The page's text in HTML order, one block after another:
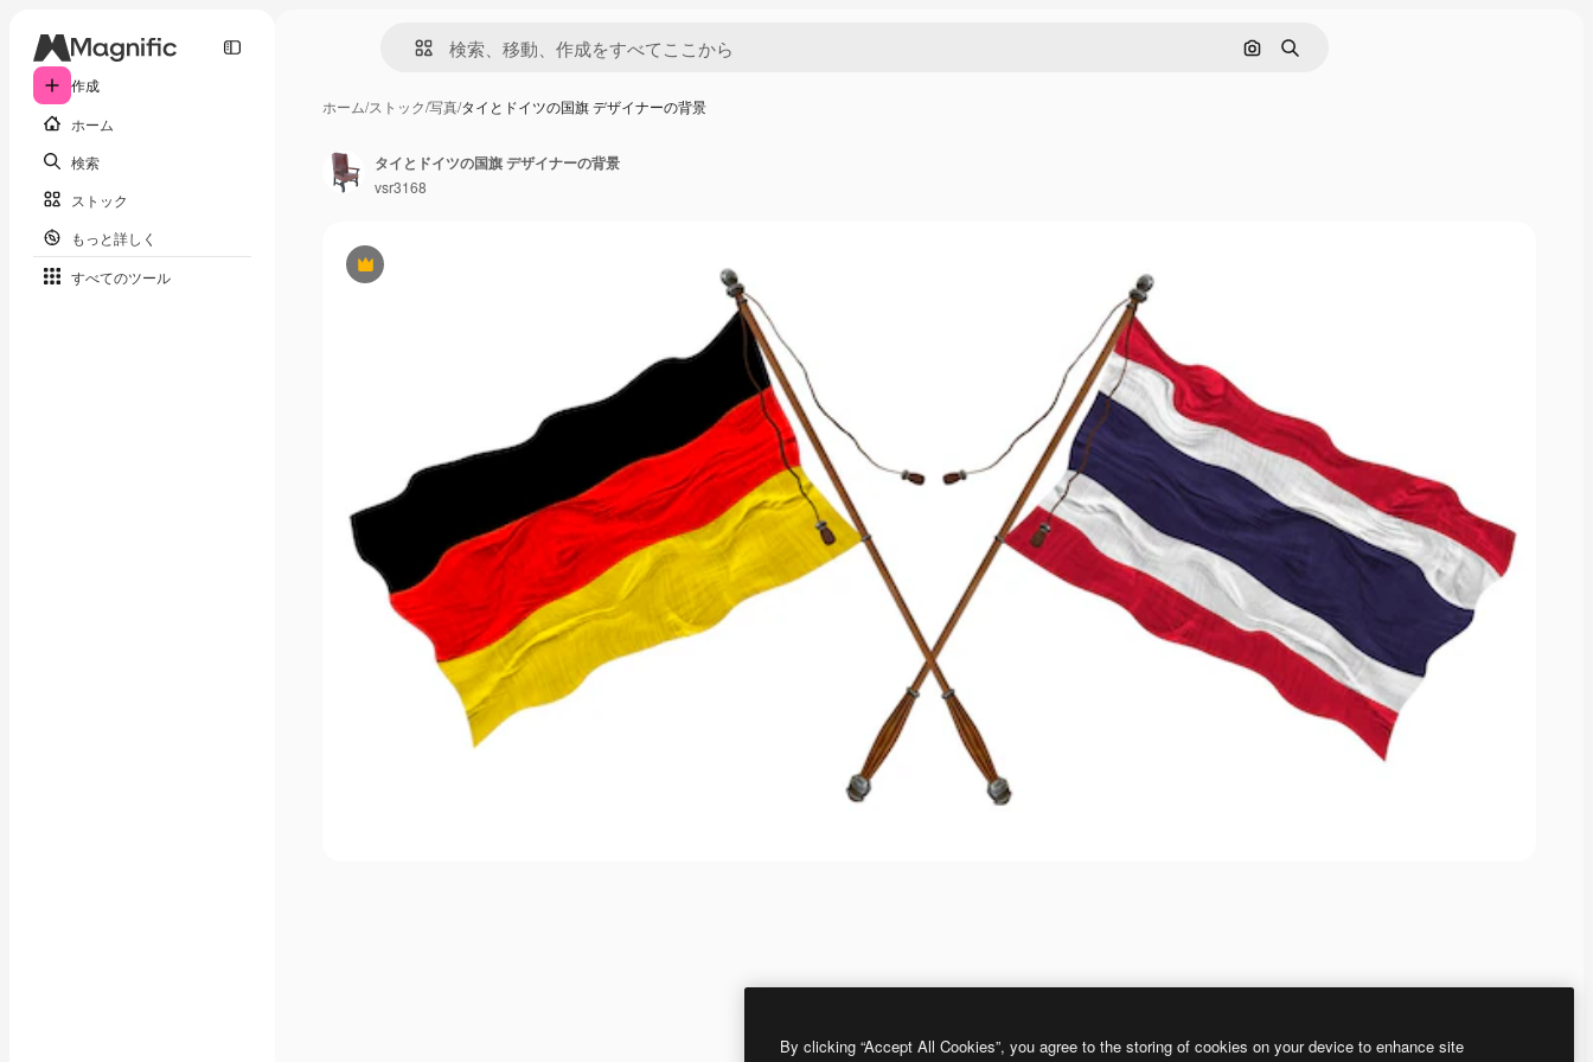
作成
ホーム
検索
ストック
もっと詳しく
すべてのツール
画像で検索
検索
ホーム/ストック/写真/タイとドイツの国旗 デザイナーの背景
Premium
タイとドイツの国旗 デザイナーの背景
vsr3168
By clicking “Accept All Cookies”, you agree to the storing of cookies on your device to enhance site